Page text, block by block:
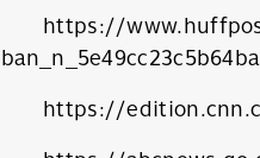
https://
https://